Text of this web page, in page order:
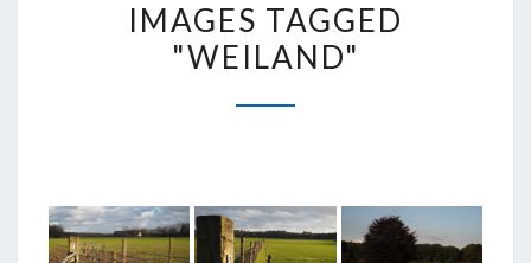
M
A
A
G
IMAGES TAGGED
"WEILAND"